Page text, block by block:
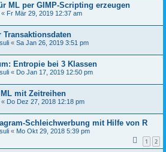
ML per GIMP-Scripting erzeugen
« Fr Mär 29, 2019 12:37 am
Transaktionsdaten
« Sa Jan 26, 2019 3:51 pm
Entropie bei 3 Klassen
« Do Jan 17, 2019 12:50 pm
mit Zeitreihen
« Do Dez 27, 2018 12:18 pm
Schleichwerbung mit Hilfe von R
« Mo Okt 29, 2018 5:39 pm
1 2